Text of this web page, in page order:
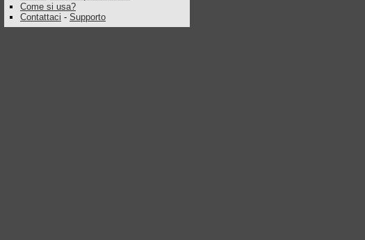
Come si usa?
Contattaci - Supporto